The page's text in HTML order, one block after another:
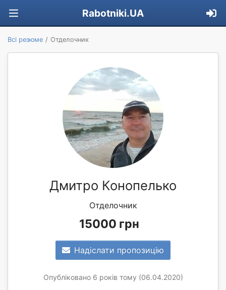
Rabotniki.UA
Всі резюме Отделочник
Дмитро Конопелько
Отделочник
15000 грн
Надіслати пропозицію
Опубліковано 6 років тому (06.04.2020)